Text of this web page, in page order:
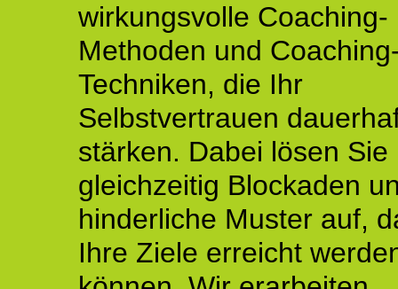
wirkungsvolle Coaching-
Methoden und
Techniken, die Ihr
Selbstvertrauen
stärken. Dabei lösen Sie
gleichzeitig Blockaden
hinderliche Muster auf,
Ihre Ziele erreicht